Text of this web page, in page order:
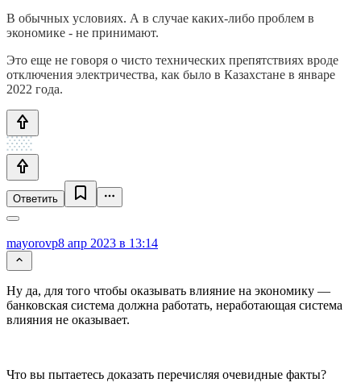
В обычных условиях. А в случае каких-либо проблем в
экономике - не принимают.
Это еще не говоря о чисто технических препятствиях вроде
отключения электричества, как было в Казахстане в январе
2022 года.
Ответить
mayorovp8 апр 2023 в 13:14
Ну да, для того чтобы оказывать влияние на экономику —
банковская система должна работать, неработающая система
влияния не оказывает.
Что вы пытаетесь доказать перечисляя очевидные факты?